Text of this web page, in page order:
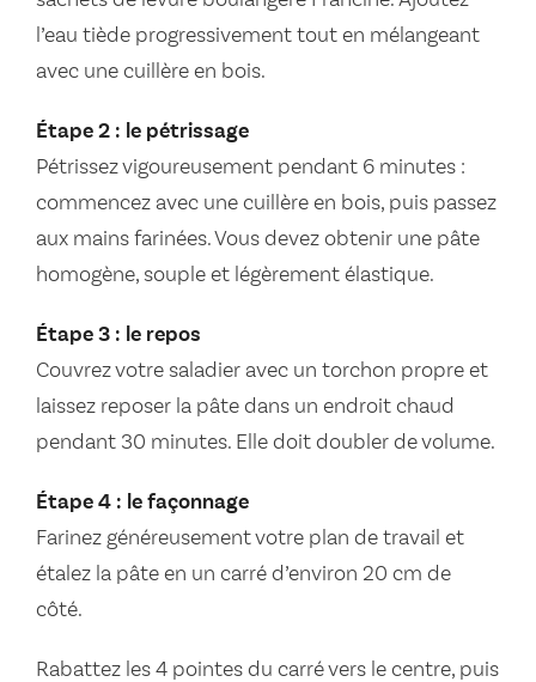
l’eau tiède progressivement tout en mélangeant
avec une cuillère en bois.
Étape 2 : le pétrissage
Pétrissez vigoureusement pendant 6 minutes :
commencez avec une cuillère en bois, puis passez
aux mains farinées. Vous devez obtenir une pâte
homogène, souple et légèrement élastique.
Étape 3 : le repos
Couvrez votre saladier avec un torchon propre et
laissez reposer la pâte dans un endroit chaud
pendant 30 minutes. Elle doit doubler de volume.
Étape 4 : le façonnage
Farinez généreusement votre plan de travail et
étalez la pâte en un carré d’environ 20 cm de
côté.
Rabattez les 4 pointes du carré vers le centre, puis